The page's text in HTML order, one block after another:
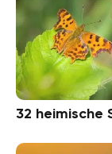
32 heimische